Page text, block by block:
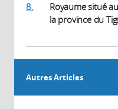
8.
Royaume situé
la province du
Autres Articles